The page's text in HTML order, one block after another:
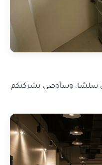
سلسًا، وسأوصي بشركتكم